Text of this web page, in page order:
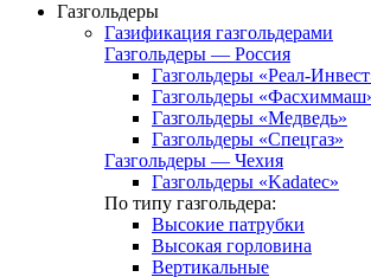
Газгольдеры
Газификация газгольдерами
Газгольдеры — Россия
Газгольдеры «Реал-
Газгольдеры
Газгольдеры «Медведь»
Газгольдеры «Спецгаз»
Газгольдеры — Чехия
Газгольдеры «Kadatec»
По типу газгольдера:
Высокие патрубки
Высокая горловина
Вертикальные